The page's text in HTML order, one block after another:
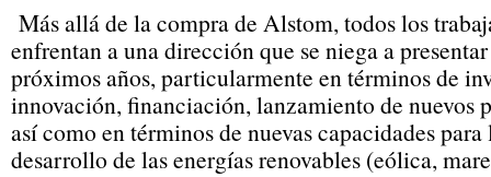
Más allá de la compra de Alstom, todos los
enfrentan a una dirección que se niega a
próximos años, particularmente en términos de
innovación, financiación, lanzamiento de nuevos
así como en términos de nuevas capacidades
desarrollo de las energías renovables (eólica,